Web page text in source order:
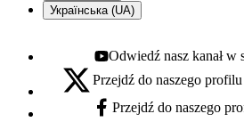
Українська (UA)
Youtube - otwiera się w nowej
Odwiedź nasz kanał w
X - otwiera się w nowej karcie
Przejdź do naszego
Facebook - otwiera się w nowej
Przejdź do naszego